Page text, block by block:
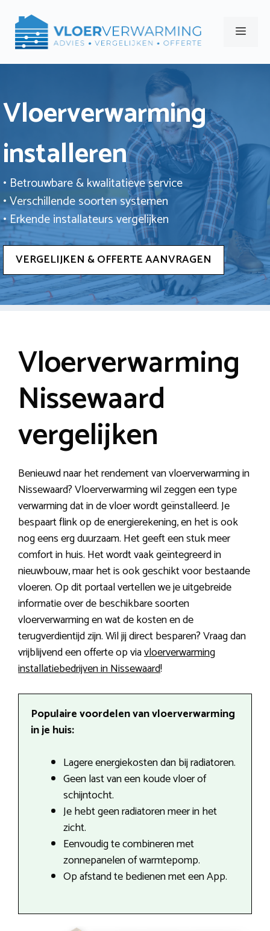
naar
Menu
Vloerverwarming
installeren
• Betrouwbare & kwalitatieve service
• Verschillende soorten systemen
• Erkende installateurs vergelijken
VERGELIJKEN & OFFERTE AANVRAGEN
Vloerverwarming
Nissewaard
vergelijken
Benieuwd naar het rendement van vloerverwarming in
Nissewaard? Vloerverwarming wil zeggen een type
verwarming dat in de vloer wordt geïnstalleerd. Je
bespaart flink op de energierekening, en het is ook
nog eens erg duurzaam. Het geeft een stuk meer
comfort in huis. Het wordt vaak geïntegreerd in
nieuwbouw, maar het is ook geschikt voor bestaande
vloeren. Op dit portaal vertellen we je uitgebreide
informatie over de beschikbare soorten
vloerverwarming en wat de kosten en de
terugverdientijd zijn. Wil jij direct besparen? Vraag dan
vrijblijvend een offerte op viavloerverwarming
installatiebedrijven in Nissewaard!
Populaire voordelen van vloerverwarming
in je huis:
Lagere energiekosten dan bij radiatoren.
Geen last van een koude vloer of
schijntocht.
Je hebt geen radiatoren meer in het
zicht.
Eenvoudig te combineren met
zonnepanelen of warmtepomp.
Op afstand te bedienen met een App.